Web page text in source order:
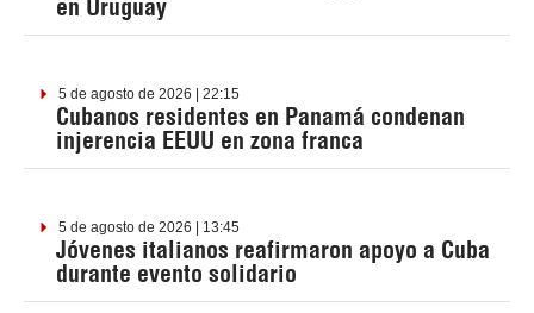
en Uruguay
5 de agosto de 2026 | 22:15
Cubanos residentes en Panamá condenan
injerencia EEUU en zona franca
5 de agosto de 2026 | 13:45
Jóvenes italianos reafirmaron apoyo a Cuba
durante evento solidario